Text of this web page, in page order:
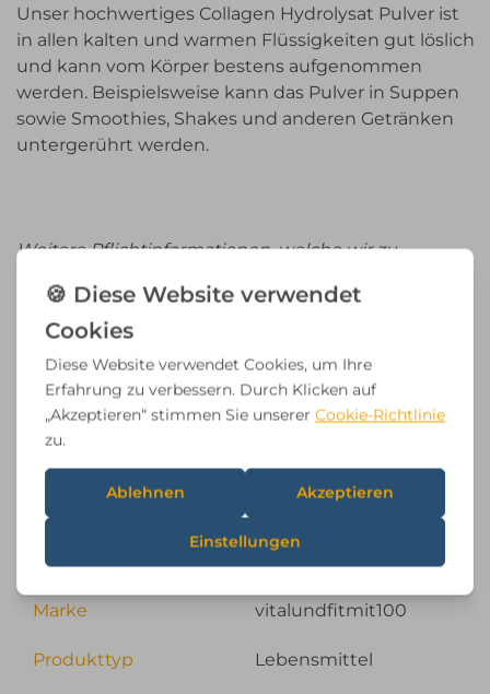
Unser hochwertiges Collagen Hydrolysat Pulver ist
in allen kalten und warmen Flüssigkeiten gut löslich
und kann vom Körper bestens aufgenommen
werden. Beispielsweise kann das Pulver in Suppen
sowie Smoothies, Shakes und anderen Getränken
untergerührt werden.
Weitere Pflichtinformationen, welche wir zu
nach LMIV bereitstellen müssen, erhältst du jeder
Zeitauf Anfrage
selbstverständlich kostenlos
Gewicht 0,53 kg
Maße 18,5 × 5 × 26 cm
Inhalt
Einnahmeform Pulver
Marke vitalundfitmit100
Produkttyp Lebensmittel